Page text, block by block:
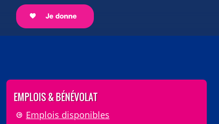
EMPLOIS & BÉNÉVOLAT
Emplois disponibles